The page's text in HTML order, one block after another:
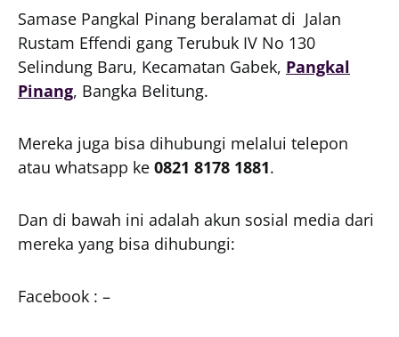
Samase Pangkal Pinang beralamat di Jalan
Rustam Effendi gang Terubuk IV No 130
Selindung Baru, Kecamatan Gabek, Pangkal
Pinang, Bangka Belitung.
Mereka juga bisa dihubungi melalui telepon
atau whatsapp ke 0821 8178 1881.
Dan di bawah ini adalah akun sosial media dari
mereka yang bisa dihubungi:
Facebook : –